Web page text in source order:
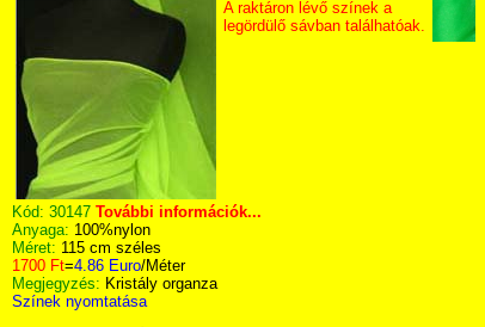
A raktáron lévő színek a
legördülő sávban találhatóak.
Kód: 30147 További információk...
Anyaga: 100%nylon
Méret: 115 cm széles
1700 Ft=4.86 Euro/Méter
Megjegyzés: Kristály organza
Színek nyomtatása